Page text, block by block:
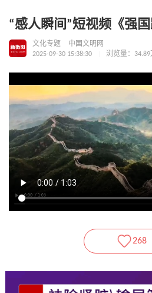
“感人瞬间”短视频《强
文化专题
中国文明网
2025-09-30 15:38:30
浏览量：34.89
268